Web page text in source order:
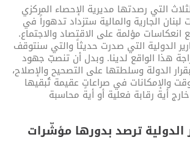
التي رصدتها مديرية الإحصاء المركزي
الجارية والمالية ستزداد تدهوراً في
انعكاسات مؤلمة على الاقتصاد والاجتماع.
الدولية التي صدرت حديثاً والتي سنتوقف
هذا الواقع لدينا. وبدل أن تنصبّ جهود
الدولة وسلطتها على التصحيح والإصلاح،
والإمكانات في صراعاتٍ عقيمة تُبقيها
أية رقابة فعلية أو أية محاسبة
الدولية ترصد بدورها مؤشّرات